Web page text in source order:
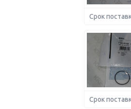
Срок
Срок